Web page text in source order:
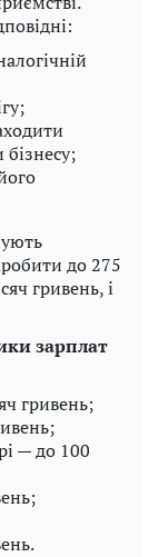
до 275
гривень, і
зарплат
гривень;
— до 100